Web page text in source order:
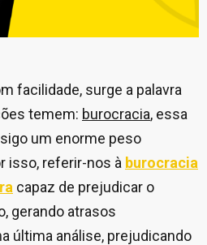
facilidade, surge a palavra
temem: burocracia, essa
um enorme peso
isso, referir-nos à burocracia
capaz de prejudicar o
gerando atrasos
última análise, prejudicando